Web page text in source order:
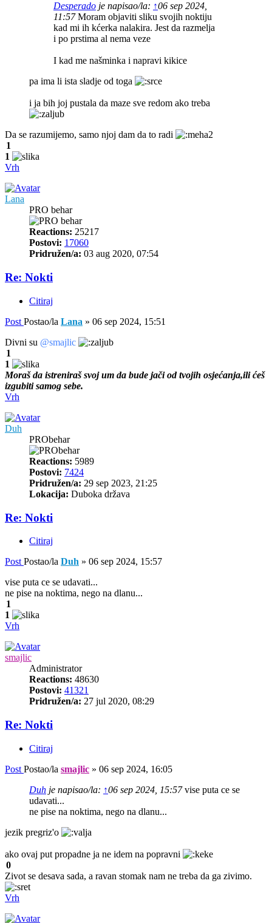
Desperado je napisao/la: ↑06 sep 2024,
11:57Moram objaviti sliku svojih noktiju
kad mi ih kćerka nalakira. Jest da razmelja
i po prstima al nema veze
I kad me našminka i napravi kikice
pa ima li ista sladje od toga
i ja bih joj pustala da maze sve redom ako treba
Da se razumijemo, samo njoj dam da to radi
1
1
Vrh
Lana
PRO behar
Reactions: 25217
Postovi: 17060
Pridružen/a: 03 aug 2020, 07:54
Re: Nokti
Citiraj
Post Postao/la Lana » 06 sep 2024, 15:51
Divni su @smajlic
1
1
Moraš da istreniraš svoj um da bude jači od tvojih osjećanja,ili ćeš
izgubiti samog sebe.
Vrh
Duh
PRObehar
Reactions: 5989
Postovi: 7424
Pridružen/a: 29 sep 2023, 21:25
Lokacija: Duboka država
Re: Nokti
Citiraj
Post Postao/la Duh » 06 sep 2024, 15:57
vise puta ce se udavati...
ne pise na noktima, nego na dlanu...
1
1
Vrh
smajlic
Administrator
Reactions: 48630
Postovi: 41321
Pridružen/a: 27 jul 2020, 08:29
Re: Nokti
Citiraj
Post Postao/la smajlic » 06 sep 2024, 16:05
Duh je napisao/la: ↑06 sep 2024, 15:57vise puta ce se
udavati...
ne pise na noktima, nego na dlanu...
jezik pregriz'o
ako ovaj put propadne ja ne idem na popravni
0
Zivot se desava sada, a ravan stomak nam ne treba da ga zivimo.
Vrh